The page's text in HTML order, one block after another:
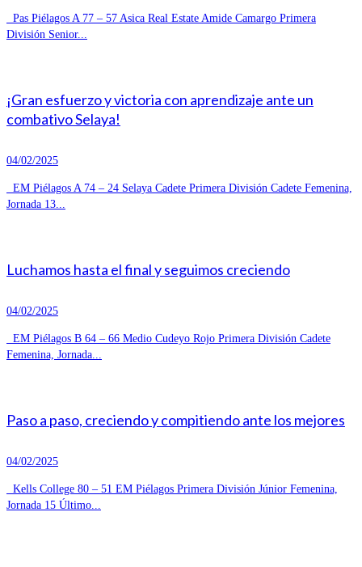
Pas Piélagos A 77 – 57 Asica Real Estate Amide Camargo Primera
División Senior...
¡Gran esfuerzo y victoria con aprendizaje ante un
combativo Selaya!
04/02/2025
EM Piélagos A 74 – 24 Selaya Cadete Primera División Cadete Femenina,
Jornada 13...
Luchamos hasta el final y seguimos creciendo
04/02/2025
EM Piélagos B 64 – 66 Medio Cudeyo Rojo Primera División Cadete
Femenina, Jornada...
Paso a paso, creciendo y compitiendo ante los mejores
04/02/2025
Kells College 80 – 51 EM Piélagos Primera División Júnior Femenina,
Jornada 15 Último...